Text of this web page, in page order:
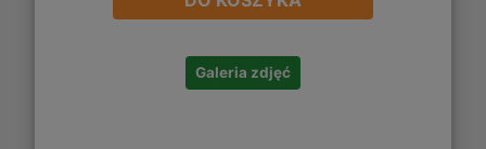
Galeria zdjęć